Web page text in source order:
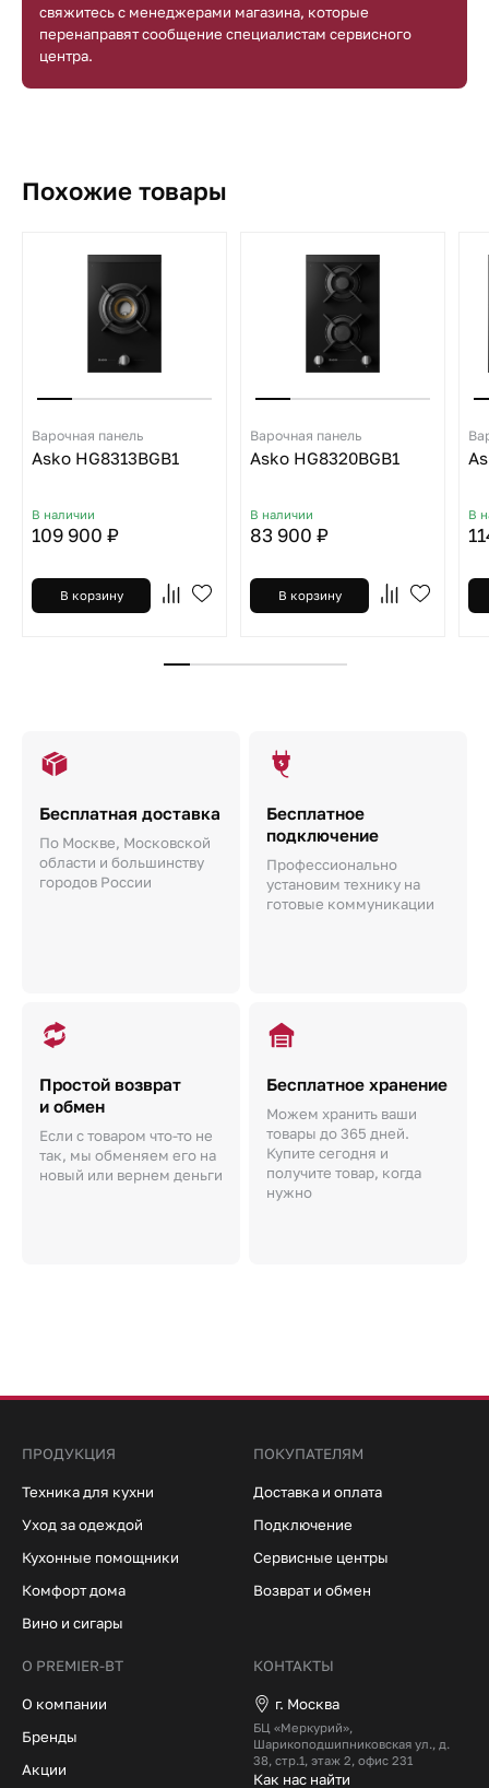
свяжитесь с менеджерами магазина, которые
перенаправят сообщение специалистам сервисного
центра.
Похожие товары
Варочная панель
Asko HG8313BGB1
В наличии
109 900 ₽
В корзину
Варочная панель
Asko HG8320BGB1
В наличии
83 900 ₽
В корзину
В
Бесплатная доставка
По Москве, Московской
области и большинству
городов России
Бесплатное
подключение
Профессионально
установим технику на
готовые коммуникации
Простой возврат
и обмен
Если с товаром что-то не
так, мы обменяем его на
новый или вернем деньги
Бесплатное хранение
Можем хранить ваши
товары до 365 дней.
Купите сегодня и
получите товар, когда
нужно
ПРОДУКЦИЯ
Техника для кухни
Уход за одеждой
Кухонные помощники
Комфорт дома
Вино и сигары
ПОКУПАТЕЛЯМ
Доставка и оплата
Подключение
Сервисные центры
Возврат и обмен
О PREMIER-BT
О компании
Бренды
Акции
КОНТАКТЫ
г. Москва
БЦ «Меркурий»,
Шарикоподшипниковская ул., д.
38, стр.1, этаж 2, офис 231
Как нас найти